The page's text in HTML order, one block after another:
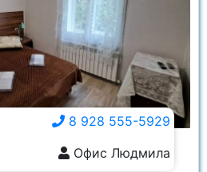
8 928 555-5929
Офис Людмила